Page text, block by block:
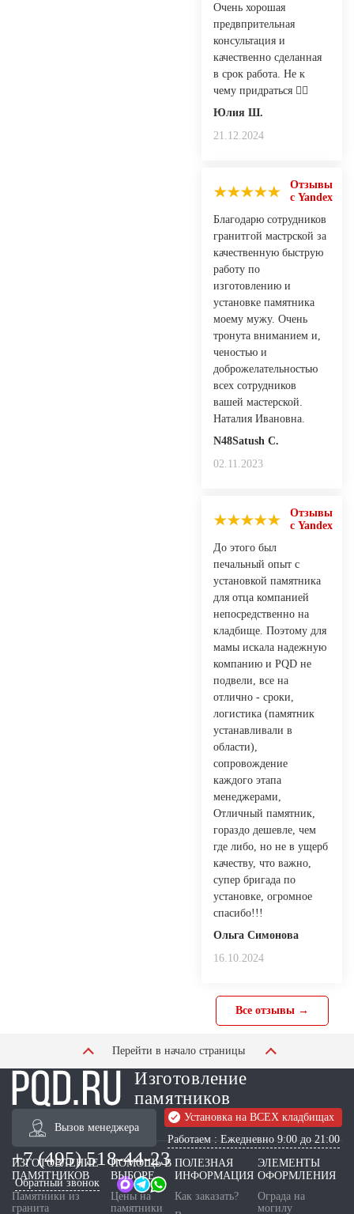
Очень хорошая
предвпрительная
консультация и
качественно сделанная
в срок работа. Не к
чему придраться 👍🏻
Юлия Ш.
21.12.2024
Отзывы
с Yandex
Благодарю сотрудников
гранитгой мастрской за
качественную быструю
работу по
изготовлению и
установке памятника
моему мужу. Очень
тронута вниманием и,
ченостью и
доброжелательностью
всех сотрудников
вашей мастерской.
Наталия Ивановна.
N48Satush С.
02.11.2023
Отзывы
с Yandex
До этого был
печальный опыт с
установкой памятника
для отца компанией
непосредственно на
кладбище. Поэтому для
мамы искала надежную
компанию и PQD не
подвели, все на
отлично - сроки,
логистика (памятник
устанавливали в
области),
сопровождение
каждого этапа
менеджерами,
Отличный памятник,
гораздо дешевле, чем
где либо, но не в ущерб
качеству, что важно,
супер бригада по
установке, огромное
спасибо!!!
Ольга Симонова
16.10.2024
Все отзывы →
Перейти в начало страницы
Изготовление
памятников
Вызов менеджера
Установка на ВСЕХ кладбищах
Работаем : Ежедневно 9:00 до 21:00
+7 (495) 518-44-23
Обратный звонок
ИЗГОТОВЛЕНИЕ
ПАМЯТНИКОВ
Памятники из
гранита
ПОМОЩЬ В
ВЫБОРЕ
Цены на
памятники
ПОЛЕЗНАЯ
ИНФОРМАЦИЯ
Как заказать?
ЭЛЕМЕНТЫ
ОФОРМЛЕНИЯ
Ограда на
могилу